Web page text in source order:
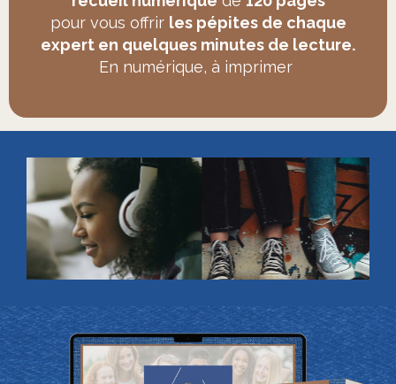
pour vous offrir les pépites de chaque
expert en quelques minutes de lecture.
En numérique, à imprimer